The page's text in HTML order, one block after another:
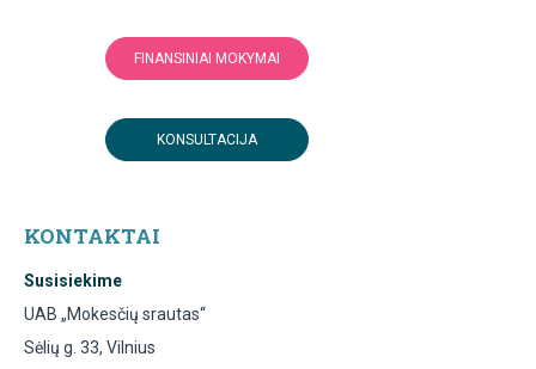
FINANSINIAI MOKYMAI
KONSULTACIJA
KONTAKTAI
Susisiekime
UAB „Mokesčių srautas“
Sėlių g. 33, Vilnius